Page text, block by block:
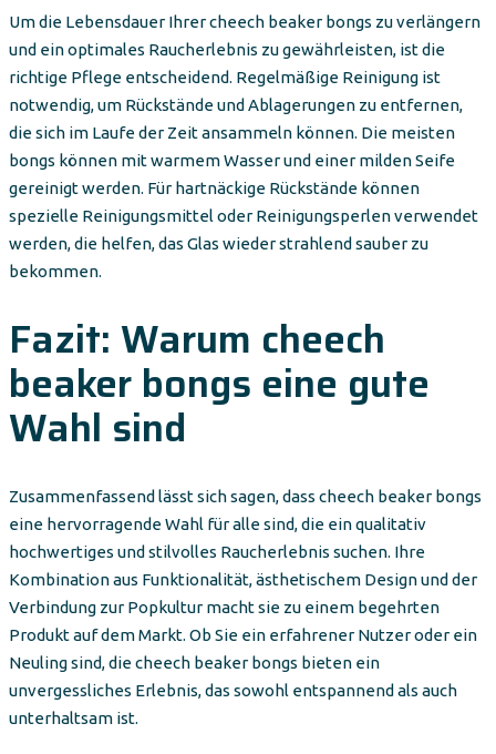
Um die Lebensdauer Ihrer cheech beaker bongs zu verlängern
und ein optimales Raucherlebnis zu gewährleisten, ist die
richtige Pflege entscheidend. Regelmäßige Reinigung ist
notwendig, um Rückstände und Ablagerungen zu entfernen,
die sich im Laufe der Zeit ansammeln können. Die meisten
bongs können mit warmem Wasser und einer milden Seife
gereinigt werden. Für hartnäckige Rückstände können
spezielle Reinigungsmittel oder Reinigungsperlen verwendet
werden, die helfen, das Glas wieder strahlend sauber zu
bekommen.
Fazit: Warum cheech
beaker bongs eine gute
Wahl sind
Zusammenfassend lässt sich sagen, dass cheech beaker bongs
eine hervorragende Wahl für alle sind, die ein qualitativ
hochwertiges und stilvolles Raucherlebnis suchen. Ihre
Kombination aus Funktionalität, ästhetischem Design und der
Verbindung zur Popkultur macht sie zu einem begehrten
Produkt auf dem Markt. Ob Sie ein erfahrener Nutzer oder ein
Neuling sind, die cheech beaker bongs bieten ein
unvergessliches Erlebnis, das sowohl entspannend als auch
unterhaltsam ist.